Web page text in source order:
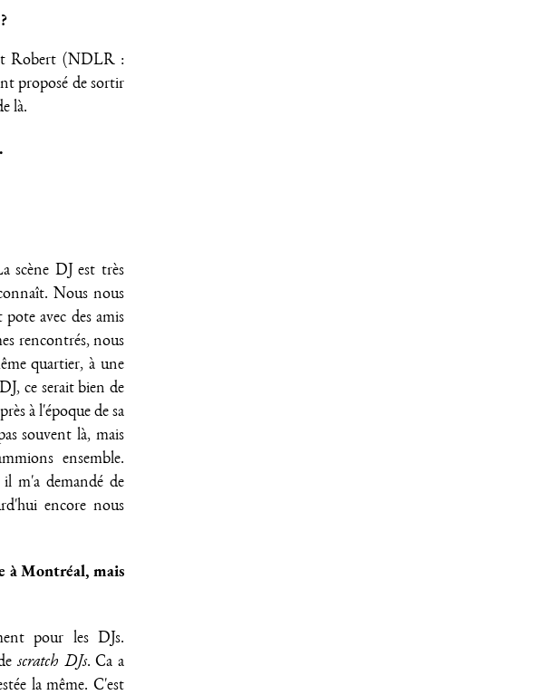
Robert (NDLR :
proposé de sortir
là.
scène DJ est très
Nous nous
avec des amis
rencontrés, nous
quartier, à une
ce serait bien de
à l'époque de sa
souvent là, mais
ensemble.
m'a demandé de
encore nous
à Montréal, mais
pour les DJs.
scratch DJs. Ca a
la même. C'est